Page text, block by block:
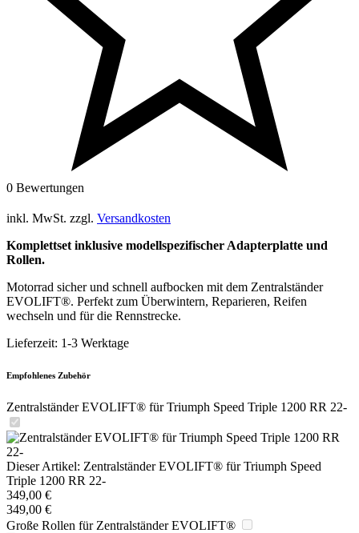
0 Bewertungen
inkl. MwSt. zzgl. Versandkosten
Komplettset inklusive modellspezifischer Adapterplatte und
Rollen.
Motorrad sicher und schnell aufbocken mit dem Zentralständer
EVOLIFT®. Perfekt zum Überwintern, Reparieren, Reifen
wechseln und für die Rennstrecke.
Lieferzeit: 1-3 Werktage
Empfohlenes Zubehör
Zentralständer EVOLIFT® für Triumph Speed Triple 1200 RR 22-
Dieser Artikel: Zentralständer EVOLIFT® für Triumph Speed
Triple 1200 RR 22-
349,00 €
349,00 €
Große Rollen für Zentralständer EVOLIFT®